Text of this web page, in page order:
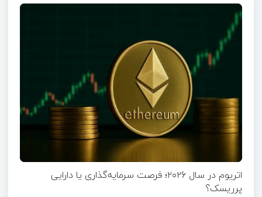
اتریوم در سال ۲۰۲۶؛ فرصت سرمایه‌گذاری یا دارایی
پرریسک؟